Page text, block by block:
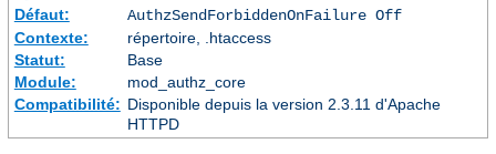
Défaut:
AuthzSendForbiddenOnFailure Off
Contexte:
répertoire, .htaccess
Statut:
Base
Module:
mod_authz_core
Compatibilité: Disponible depuis la version 2.3.11 d'Apache
HTTPD